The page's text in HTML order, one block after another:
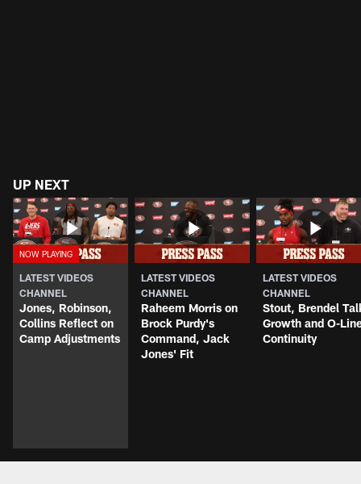
UP NEXT
LATEST VIDEOS
CHANNEL
Jones, Robinson,
Collins Reflect on
Camp Adjustments
LATEST VIDEOS
CHANNEL
Raheem Morris on
Brock Purdy's
Command, Jack
Jones' Fit
LATEST VIDEOS
CHANNEL
Stout, Brendel
Growth and O-
Continuity